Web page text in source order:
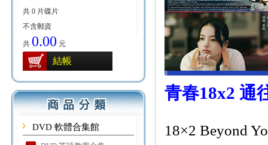
共 0 片碟片
不含郵資
共 0.00 元
結帳
DVD 軟體合集館
青春18x2 通
18×2 Beyond